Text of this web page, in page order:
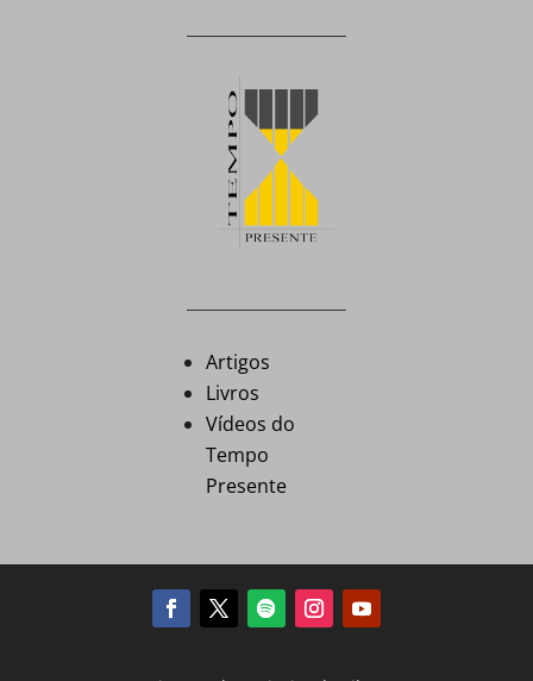
Artigos
Livros
Vídeos do
Tempo
Presente